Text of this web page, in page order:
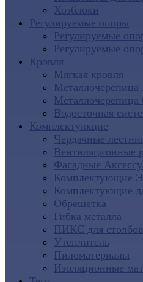
Хозблоки
Регулируемые опоры
Регулируемые
Регулируемые
Кровля
Мягкая кровля
Металлочерепица
Водосточная
Комплектующие
Чердачные
Вентиляционные
Фасадные
Комплектующие
Комплектующие
Обрешетка
Гибка металла
ПИКС для столбов
Утеплитель
Пиломатериалы
Изоляционные